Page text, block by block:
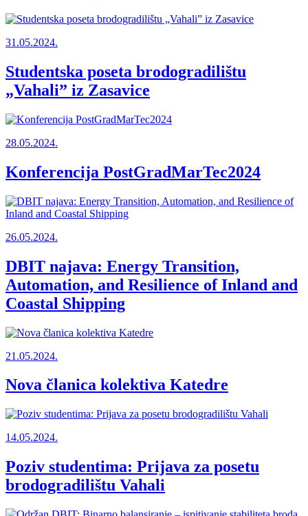
31.05.2024.
Studentska poseta brodogradilištu
„Vahali” iz Zasavice
28.05.2024.
Konferencija PostGradMarTec2024
26.05.2024.
DBIT najava: Energy Transition,
Automation, and Resilience of Inland and
Coastal Shipping
21.05.2024.
Nova članica kolektiva Katedre
14.05.2024.
Poziv studentima: Prijava za posetu
brodogradilištu Vahali